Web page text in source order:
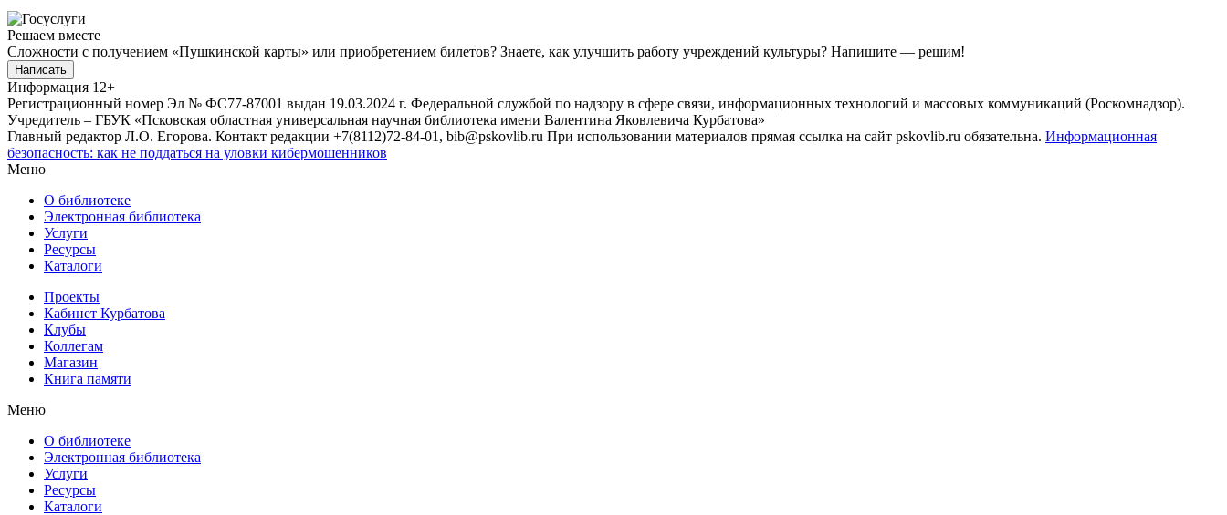
Решаем вместе
Сложности с получением «Пушкинской карты» или приобретением билетов? Знаете, как улучшить работу учреждений культуры? Напишите — решим!
Написать
Информация 12+
Регистрационный номер Эл № ФС77-87001 выдан 19.03.2024 г. Федеральной службой по надзору в сфере связи, информационных технологий и массовых коммуникаций (Роскомнадзор).
Учредитель – ГБУК «Псковская областная универсальная научная библиотека имени Валентина Яковлевича Курбатова»
Главный редактор Л.О. Егорова. Контакт редакции +7(8112)72-84-01, bib@pskovlib.ru При использовании материалов прямая ссылка на сайт pskovlib.ru обязательна. Информационная
безопасность: как не поддаться на уловки кибермошенников
Меню
О библиотеке
Электронная библиотека
Услуги
Ресурсы
Каталоги
Проекты
Кабинет Курбатова
Клубы
Коллегам
Магазин
Книга памяти
Меню
О библиотеке
Электронная библиотека
Услуги
Ресурсы
Каталоги